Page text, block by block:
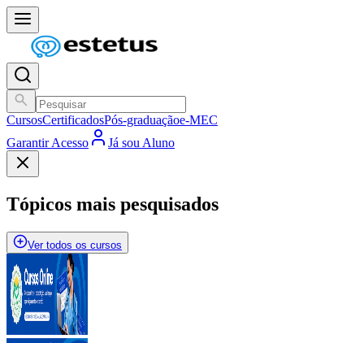
CursosCertificadosPós-graduaçãoe-MEC
Garantir Acesso
Já sou Aluno
Tópicos mais pesquisados
Ver todos os cursos